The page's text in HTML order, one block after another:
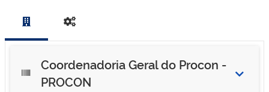
Coordenadoria Geral do Procon -
PROCON